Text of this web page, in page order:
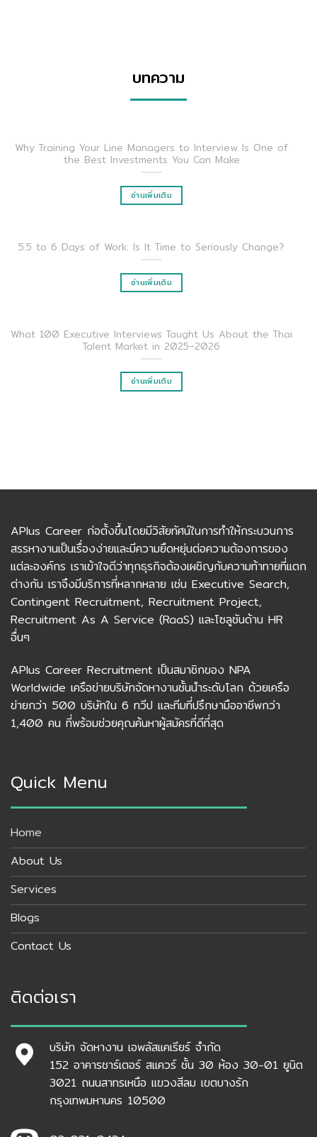
บทความ
Why Training Your Line Managers to Interview Is One of
the Best Investments You Can Make
อ่านเพิ่มเติม
5.5 to 6 Days of Work: Is It Time to Seriously Change?
อ่านเพิ่มเติม
What 100 Executive Interviews Taught Us About the Thai
Talent Market in 2025–2026
อ่านเพิ่มเติม
APlus Career ก่อตั้งขึ้นโดยมีวิสัยทัศน์ในการทำให้กระบวนการ
สรรหางานเป็นเรื่องง่ายและมีความยืดหยุ่นต่อความต้องการของ
แต่ละองค์กร เราเข้าใจดีว่าทุกธุรกิจต้องเผชิญกับความท้าทายที่แตก
ต่างกัน เราจึงมีบริการที่หลากหลาย เช่น Executive Search,
Contingent Recruitment, Recruitment Project,
Recruitment As A Service (RaaS) และโซลูชันด้าน HR
อื่นๆ
APlus Career Recruitment เป็นสมาชิกของ NPA
Worldwide เครือข่ายบริษัทจัดหางานชั้นนำระดับโลก ด้วยเครือ
ข่ายกว่า 500 บริษัทใน 6 ทวีป และทีมที่ปรึกษามืออาชีพกว่า
1,400 คน ที่พร้อมช่วยคุณค้นหาผู้สมัครที่ดีที่สุด
Quick Menu
Home
About Us
Services
Blogs
Contact Us
ติดต่อเรา
บริษัท จัดหางาน เอพลัสแคเรียร์ จำกัด
152 อาคารชาร์เตอร์ สแควร์ ชั้น 30 ห้อง 30-01 ยูนิต
3021 ถนนสาทรเหนือ แขวงสีลม เขตบางรัก
กรุงเทพมหานคร 10500